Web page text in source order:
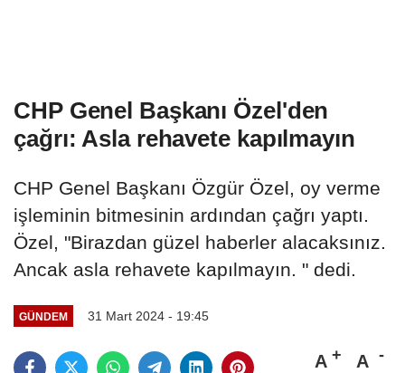
CHP Genel Başkanı Özel'den
çağrı: Asla rehavete kapılmayın
CHP Genel Başkanı Özgür Özel, oy verme
işleminin bitmesinin ardından çağrı yaptı.
Özel, "Birazdan güzel haberler alacaksınız.
Ancak asla rehavete kapılmayın. " dedi.
GÜNDEM 31 Mart 2024 - 19:45
A A